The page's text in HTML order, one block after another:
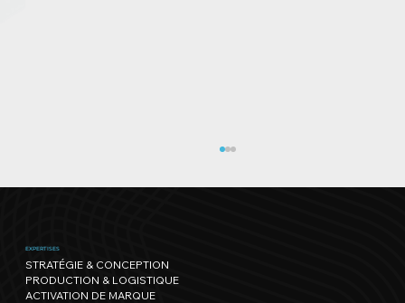
EXPERTISES
STRATÉGIE & CONCEPTION
PRODUCTION & LOGISTIQUE
ACTIVATION DE MARQUE